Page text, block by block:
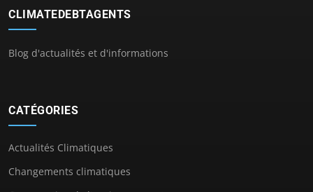
CLIMATEDEBTAGENTS
Blog d'actualités et d'informations
CATÉGORIES
Actualités Climatiques
Changements climatiques